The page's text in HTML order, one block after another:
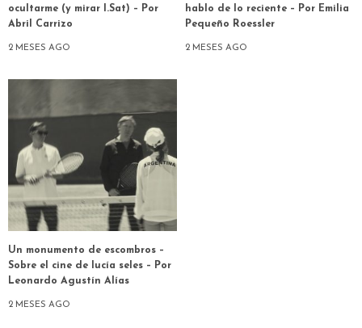
ocultarme (y mirar I.Sat) – Por
Abril Carrizo
2 MESES AGO
hablo de lo reciente – Por Emilia
Pequeño Roessler
2 MESES AGO
Un monumento de escombros –
Sobre el cine de lucía seles – Por
Leonardo Agustín Alías
2 MESES AGO